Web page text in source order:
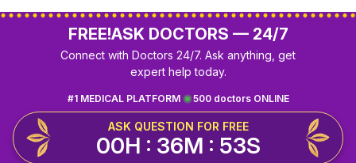
FREE!ASK DOCTORS — 24/7
Connect with Doctors 24/7. Ask anything, get
expert help today.
500 doctors ONLINE
#1 MEDICAL PLATFORM
ASK QUESTION FOR FREE
00H : 36M : 53S